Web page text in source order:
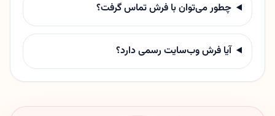
چطور می‌توان با فرش تماس گرفت؟
آیا فرش وب‌سایت رسمی دارد؟